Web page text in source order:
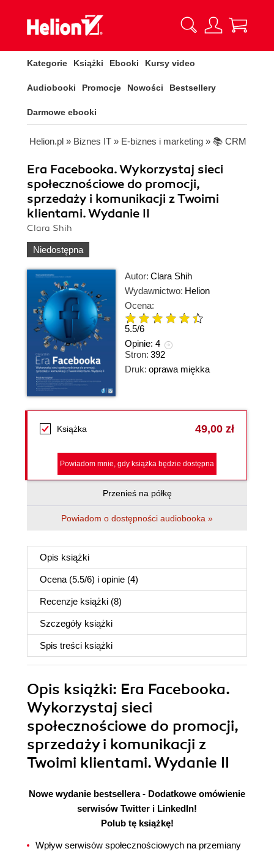
Kategorie Książki Ebooki Kursy video
Audiobooki Promocje Nowości Bestsellery
Darmowe ebooki
Helion.pl » Biznes IT » E-biznes i marketing » 📚 CRM
Era Facebooka. Wykorzystaj sieci
społecznościowe do promocji,
sprzedaży i komunikacji z Twoimi
klientami. Wydanie II
Clara Shih
Niedostępna
Autor: Clara Shih
Wydawnictwo: Helion
Ocena:
5.5/6
Opinie: 4
Stron: 392
Druk: oprawa miękka
Książka 49,00 zł
Powiadom mnie, gdy książka będzie dostępna
Przenieś na półkę
Powiadom o dostępności audiobooka »
Opis książki
Ocena (5.5/6) i opinie (4)
Recenzje książki (8)
Szczegóły książki
Spis treści książki
Opis książki: Era Facebooka.
Wykorzystaj sieci
społecznościowe do promocji,
sprzedaży i komunikacji z
Twoimi klientami. Wydanie II
Nowe wydanie bestsellera - Dodatkowe omówienie
serwisów Twitter i LinkedIn!
Polub tę książkę!
Wpływ serwisów społecznościowych na przemiany